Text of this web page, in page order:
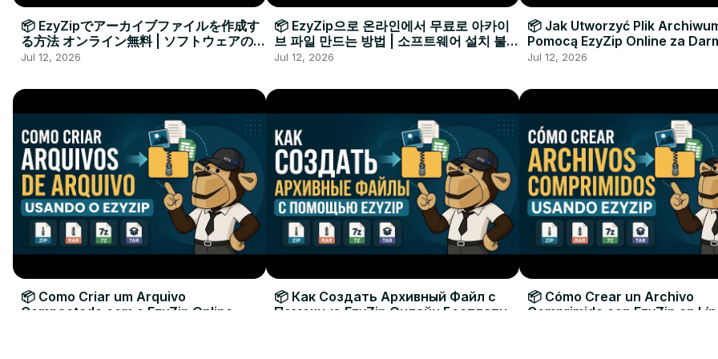
📦 EzyZipでアーカイブファイルを作成す
る方法 オンライン無料 | ソフトウェアのイ
ンストール不要
Jul 12, 2026
📦 EzyZip으로 온라인에서 무료로 아카이
브 파일 만드는 방법 | 소프트웨어 설치 불필
요
Jul 12, 2026
📦 Jak Utworzyć Plik
Pomocą EzyZip Online za
Instalacji Oprogramowania
Jul 12, 2026
📦 Como Criar um Arquivo
Compactado com o EzyZip Online
📦 Как Создать Архивный Файл с
Помощью EzyZip Онлайн Бесплатно
📦 Cómo Crear un Archivo
Comprimido con EzyZip en